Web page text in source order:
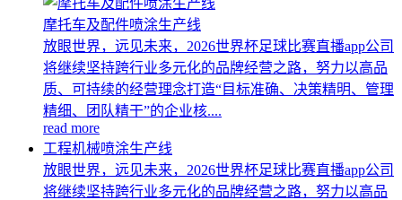
摩托车及配件喷涂生产线
放眼世界，远见未来，2026世界杯足球比赛直播app公司
将继续坚持跨行业多元化的品牌经营之路，努力以高品
质、可持续的经营理念打造“目标准确、决策精明、管理
精细、团队精干”的企业核....
read more
工程机械喷涂生产线
放眼世界，远见未来，2026世界杯足球比赛直播app公司
将继续坚持跨行业多元化的品牌经营之路，努力以高品